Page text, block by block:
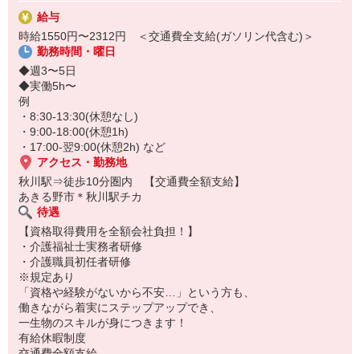
◆おすすめポイント
・最短2週間で内定GET！
・残業ほぼ無し（月平均10ｈ以下）
・シフト柔軟でお休みも取りやすい
プライベートが大事にできるので、
子育て中のスタッフも多数在籍！
安定して長く働きたい方にピッタリです◎
ぜひお気軽にご応募ください！
給与
時給1550円〜2312円 ＜交通費全支給(ガソリン代含む)＞
勤務時間・曜日
◆週3〜5日
◆実働5h〜
例
・8:30-13:30(休憩なし)
・9:00-18:00(休憩1h)
・17:00-翌9:00(休憩2h) など
アクセス・勤務地
秋川駅⇒徒歩10分圏内 【交通費全額支給】
あきる野市＊秋川駅チカ
待遇
【資格取得費用を全額会社負担！】
・介護福祉士実務者研修
・介護職員初任者研修
※規定あり
「資格や経験がないから不安…」という方も、
働きながら着実にステップアップでき、
一生物のスキルが身につきます！
有給休暇制度